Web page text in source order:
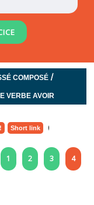
COMPOSÉ /
VERBE AVOIR
Short link
1 2 3 4